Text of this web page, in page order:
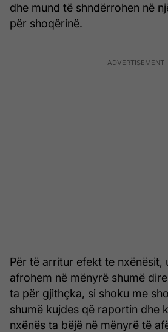
dhe mund të shndërrohen në
për shoqërinë.
Për të arritur efekt te nxënësit,
afrohem në mënyrë shumë
ta për gjithçka, si shoku me
shumë kujdes që raportin dhe
nxënës ta bëjë në mënyrë të